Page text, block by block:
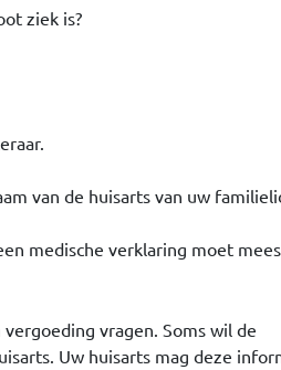
ziek is?
van de huisarts van uw
medische verklaring moet
vragen. Soms wil de
Uw huisarts mag deze